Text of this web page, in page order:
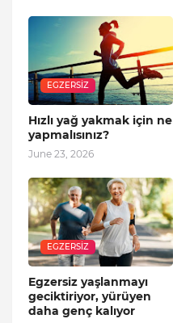
EGZERSIZ
Hızlı yağ yakmak için ne
yapmalısınız?
June 23, 2026
EGZERSIZ
Egzersiz yaşlanmayı
geciktiriyor, yürüyen
daha genç kalıyor